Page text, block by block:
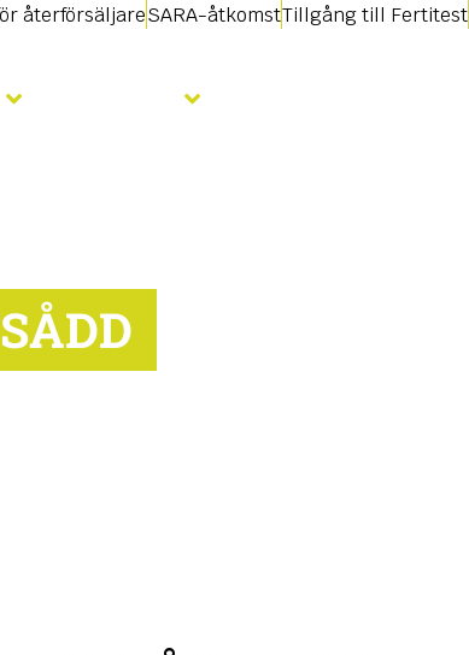
återförsäljareSARA-åtkomstTillgång till Fertitest